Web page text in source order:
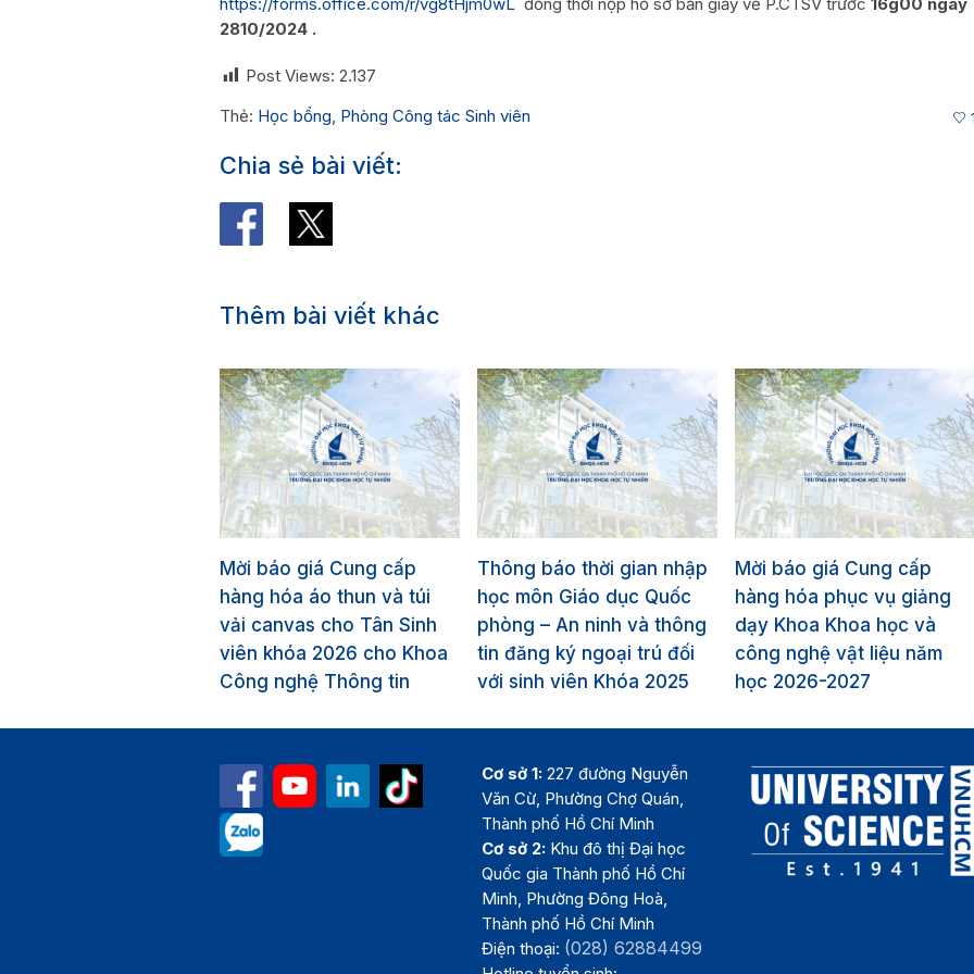
2810/2024 .
Post Views: 2.137
Thẻ: Học bổng, Phòng Công tác Sinh viên
Chia sẻ bài viết:
Thêm bài viết khác
Mời báo giá Cung cấp
hàng hóa áo thun và túi
vải canvas cho Tân Sinh
viên khóa 2026 cho Khoa
Công nghệ Thông tin
Thông báo thời gian nhập
học môn Giáo dục Quốc
phòng – An ninh và thông
tin đăng ký ngoại trú đối
với sinh viên Khóa 2025
Mời báo giá Cung cấp
hàng hóa phục vụ giảng
dạy Khoa Khoa học và
công nghệ vật liệu năm
học 2026-2027
Cơ sở 1: 227 đường Nguyễn
Văn Cừ, Phường Chợ Quán,
Thành phố Hồ Chí Minh
Cơ sở 2: Khu đô thị Đại học
Quốc gia Thành phố Hồ Chí
Minh, Phường Đông Hoà,
Thành phố Hồ Chí Minh
Điện thoại: (028) 62884499